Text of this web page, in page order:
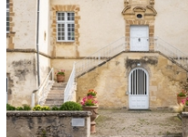
DÉCOUVRIR